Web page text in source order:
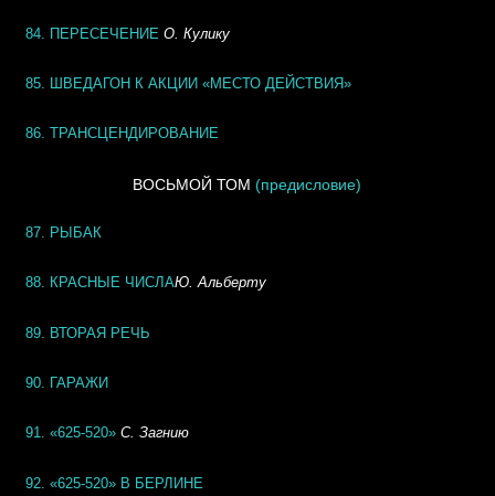
84. ПЕРЕСЕЧЕНИЕ О. Кулику
85. ШВЕДАГОН К АКЦИИ «МЕСТО ДЕЙСТВИЯ»
86. ТРАНСЦЕНДИРОВАНИЕ
ВОСЬМОЙ ТОМ (предисловие)
87. РЫБАК
88. КРАСНЫЕ ЧИСЛАЮ. Альберту
89. ВТОРАЯ РЕЧЬ
90. ГАРАЖИ
91. «625-520» С. Загнию
92. «625-520» В БЕРЛИНЕ